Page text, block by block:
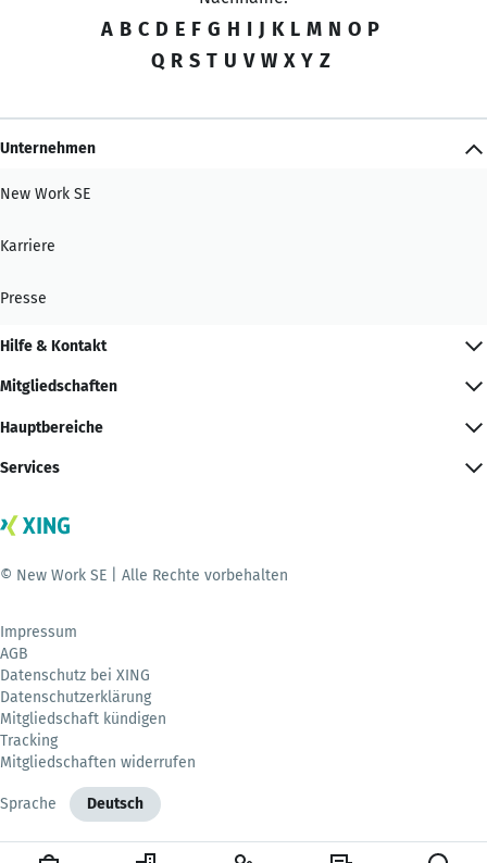
A B C D E F G H I J K L M N O P
Q R S T U V W X Y Z
Unternehmen
New Work SE
Karriere
Presse
Hilfe & Kontakt
Mitgliedschaften
Hauptbereiche
Services
© New Work SE | Alle Rechte vorbehalten
Impressum
AGB
Datenschutz bei XING
Datenschutzerklärung
Mitgliedschaft kündigen
Tracking
Mitgliedschaften widerrufen
Sprache Deutsch